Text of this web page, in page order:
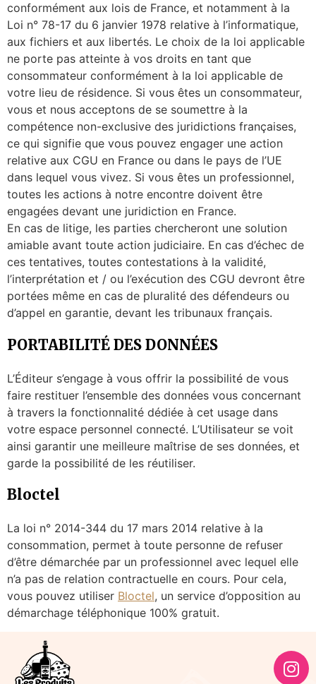
conformément aux lois de France, et notamment à la
Loi n° 78-17 du 6 janvier 1978 relative à l’informatique,
aux fichiers et aux libertés. Le choix de la loi applicable
ne porte pas atteinte à vos droits en tant que
consommateur conformément à la loi applicable de
votre lieu de résidence. Si vous êtes un consommateur,
vous et nous acceptons de se soumettre à la
compétence non-exclusive des juridictions françaises,
ce qui signifie que vous pouvez engager une action
relative aux CGU en France ou dans le pays de l’UE
dans lequel vous vivez. Si vous êtes un professionnel,
toutes les actions à notre encontre doivent être
engagées devant une juridiction en France.
En cas de litige, les parties chercheront une solution
amiable avant toute action judiciaire. En cas d’échec de
ces tentatives, toutes contestations à la validité,
l’interprétation et / ou l’exécution des CGU devront être
portées même en cas de pluralité des défendeurs ou
d’appel en garantie, devant les tribunaux français.
PORTABILITÉ DES DONNÉES
L’Éditeur s’engage à vous offrir la possibilité de vous
faire restituer l’ensemble des données vous concernant
à travers la fonctionnalité dédiée à cet usage dans
votre espace personnel connecté. L’Utilisateur se voit
ainsi garantir une meilleure maîtrise de ses données, et
garde la possibilité de les réutiliser.
Bloctel
La loi n° 2014-344 du 17 mars 2014 relative à la
consommation, permet à toute personne de refuser
d’être démarchée par un professionnel avec lequel elle
n’a pas de relation contractuelle en cours. Pour cela,
vous pouvez utiliser Bloctel, un service d’opposition au
démarchage téléphonique 100% gratuit.